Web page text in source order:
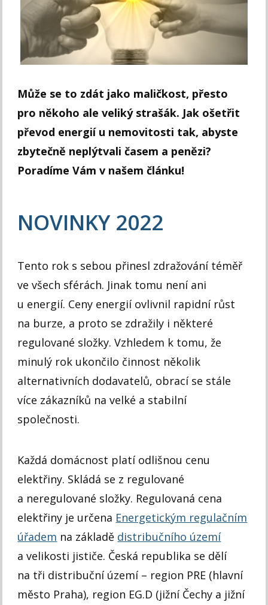
Může se to zdát jako maličkost, přesto
pro někoho ale veliký strašák. Jak ošetřit
převod energií u nemovitosti tak, abyste
zbytečně neplýtvali časem a penězi?
Poradíme Vám v našem článku!
NOVINKY 2022
Tento rok s sebou přinesl zdražování téměř
ve všech sférách. Jinak tomu není ani
u energií. Ceny energií ovlivnil rapidní růst
na burze, a proto se zdražily i některé
regulované složky. Vzhledem k tomu, že
minulý rok ukončilo činnost několik
alternativních dodavatelů, obrací se stále
více zákazníků na velké a stabilní
společnosti.
Každá domácnost platí odlišnou cenu
elektřiny. Skládá se z regulované
a neregulované složky. Regulovaná cena
elektřiny je určena Energetickým regulačním
úřadem na základě distribučního území
a velikosti jističe. Česká republika se dělí
na tři distribuční území – region PRE (hlavní
město Praha), region EG.D (jižní Čechy a jižní